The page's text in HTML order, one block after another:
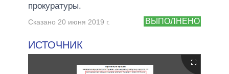
прокуратуры.
ВЫПОЛНЕНО
Сказано 20 июня 2019 г.
ИСТОЧНИК